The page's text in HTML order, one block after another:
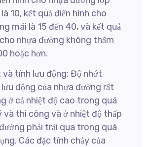
10, kết quả điển hình cho
mái là 15 đến 40, và kết quả
nhựa đường không thấm
hoặc hơn.
và tính lưu động: Độ nhớt
động của nhựa đường rất
ở cả nhiệt độ cao trong quá
và thi công và ở nhiệt độ thấp
phải trải qua trong quá
Các đặc tính chảy của